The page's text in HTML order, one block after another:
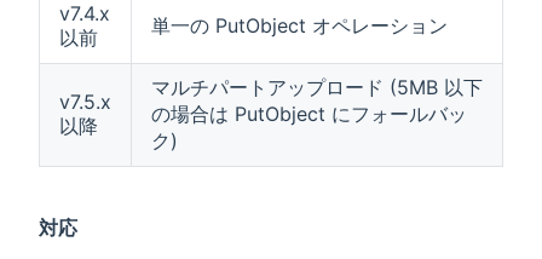
v7.4.x
以前
単一の PutObject オペレーション
v7.5.x
以降
マルチパートアップロード (5MB 以下
の場合は PutObject にフォールバッ
ク)
対応